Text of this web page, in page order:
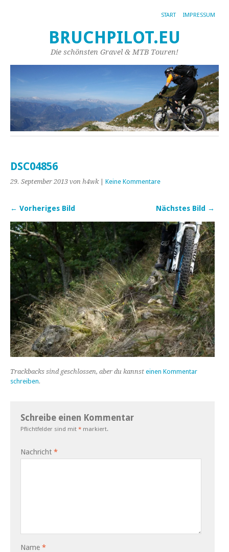
START IMPRESSUM
BRUCHPILOT.EU
Die schönsten Gravel & MTB Touren!
DSC04856
29. September 2013 von h4wk| Keine Kommentare
← Vorheriges Bild Nächstes Bild →
Trackbacks sind geschlossen, aber du kannst einen Kommentar
schreiben.
Schreibe einen Kommentar
Pflichtfelder sind mit * markiert.
Nachricht *
Name *